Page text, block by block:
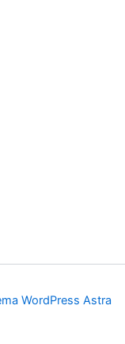
WordPress Astra